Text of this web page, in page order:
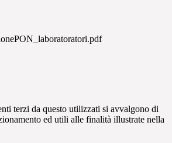
terzi da questo utilizzati si avvalgono di
ed utili alle finalità illustrate nella